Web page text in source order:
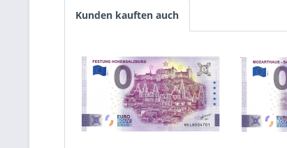
Kunden kauften auch